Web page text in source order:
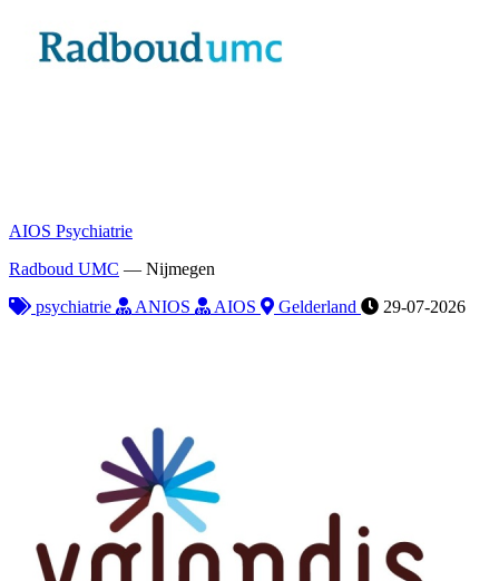
AIOS Psychiatrie
Radboud UMC — Nijmegen
psychiatrie
ANIOS AIOS Gelderland 29-07-2026